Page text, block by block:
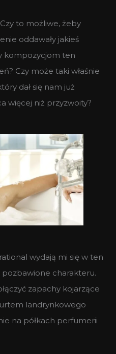
to możliwe, żeby
oddawały jakieś
kompozycjom ten
Czy może taki właśnie
dał się nam już
więcej niż przyzwoity?
wydają mi się w ten
charakteru.
zapachy kojarzące
landrynkowego
na półkach perfumerii